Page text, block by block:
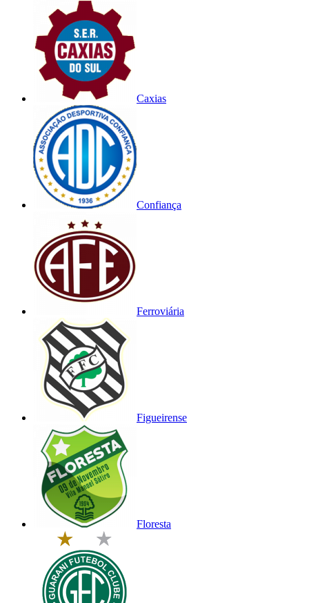
Caxias
Confiança
Ferroviária
Figueirense
Floresta